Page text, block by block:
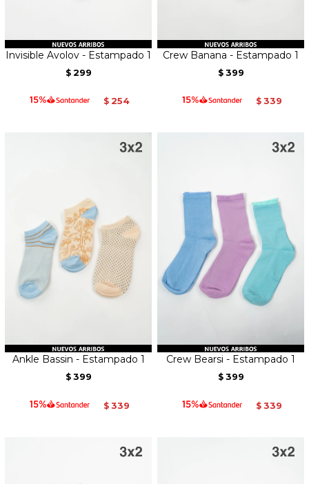
Invisible Avolov - Estampado 1
$ 299
$ 254
Crew Banana - Estampado 1
$ 399
$ 339
Ankle Bassin - Estampado 1
$ 399
$ 339
Crew Bearsi - Estampado 1
$ 399
$ 339